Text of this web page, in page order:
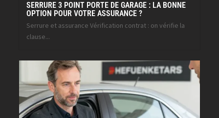
SERRURE 3 POINT PORTE DE GARAGE : LA BONNE
OPTION POUR VOTRE ASSURANCE ?
Serrure et assurance Vérification contrat : on vérifie la
clause...